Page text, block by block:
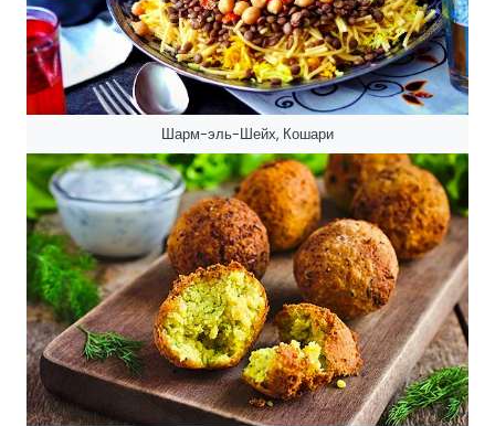
Шарм-эль-Шейх, Кошари